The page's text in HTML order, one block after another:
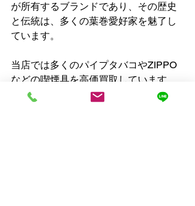
が所有するブランドであり、その歴史
と伝統は、多くの葉巻愛好家を魅了し
ています。
当店では多くのパイプタバコやZIPPO
などの喫煙具を高価買取しています。
パイプやジッポのまとめて処分など